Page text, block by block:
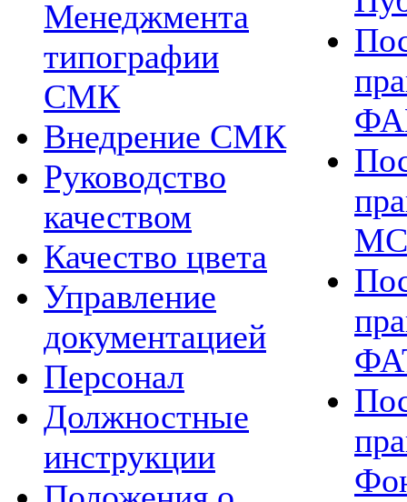
Менеджмента
типографии
СМК
Внедрение СМК
Руководство
качеством
Качество цвета
Управление
документацией
Персонал
Должностные
инструкции